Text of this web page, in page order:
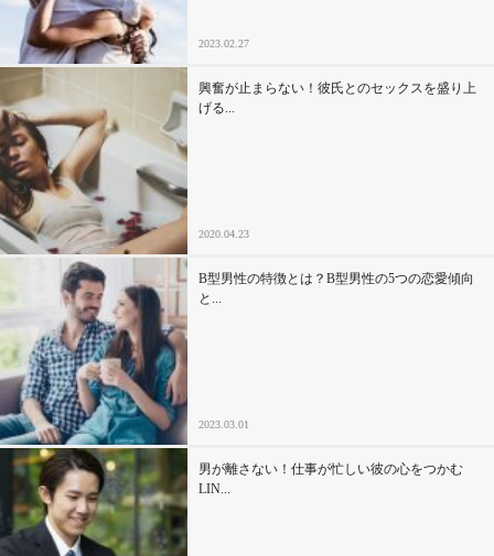
仕事とキャリア
特集
占い・診断
ファッション・美容
グルメ
趣味・旅行
セックスライフ
不倫・だめ男
感動
心の処方箋
2023.02.27
興奮が止まらない！彼氏とのセックスを盛り上
げる...
2020.04.23
B型男性の特徴とは？B型男性の5つの恋愛傾向
と...
2023.03.01
男が離さない！仕事が忙しい彼の心をつかむ
LIN...